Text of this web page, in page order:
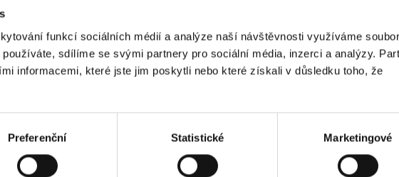
funkcí sociálních médií a analýze naší návštěvnosti využíváme
sdílíme se svými partnery pro sociální média, inzerci a analýzy.
informacemi, které jste jim poskytli nebo které získali v důsledku toho, že
Preferenční Statistické Marketingové
unserer Kunden
wurde noch nicht bewertet.
Um eine